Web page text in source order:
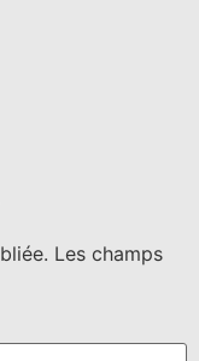
Les champs